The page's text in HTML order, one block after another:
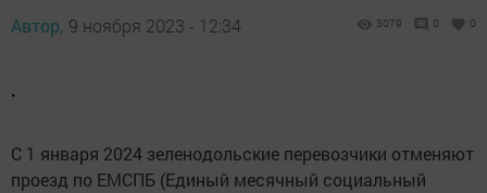
Автор, 9 ноября 2023 - 12:34 3079 0 0
.
С 1 января 2024 зеленодольские перевозчики отменяют
проезд по ЕМСПБ (Единый месячный социальный